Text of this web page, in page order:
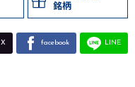
銘柄
X facebook LINE